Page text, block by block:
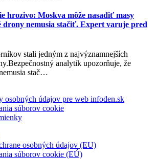
hrozivo: Moskva môže nasadiť masy
nemusia stačiť. Expert varuje pred
stali jedným z najvýznamnejších
analytik upozorňuje, že
stač…
osobných údajov pre web infoden.sk
súborov cookie
osobných údajov (EU)
súborov cookie (EÚ)